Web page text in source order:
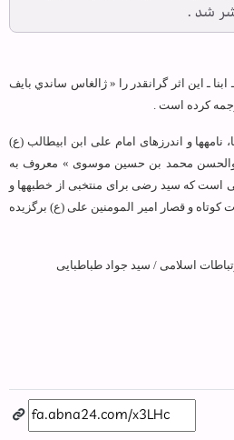
شد .
ـ اين اثر گرانقدر را « ژالغاس ساندي بايف
كرده است .
نامه‏ها و اندرزهای امام علی ابن ابیطالب (ع)
ابوالحسن محمد بن حسین موسوی » معروف به
است که سید رضی برای منتخبی از خطبه‏ها و
کوتاه و قصار امير المومنين علی (ع) برگزیده
اسلامی / سید جواد طباطبایی